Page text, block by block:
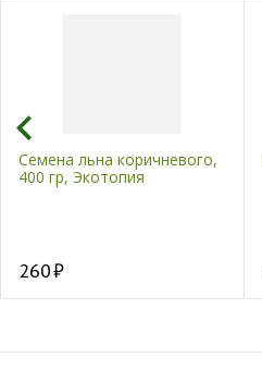
Семена льна коричневого,
400 гр, Экотопия
260